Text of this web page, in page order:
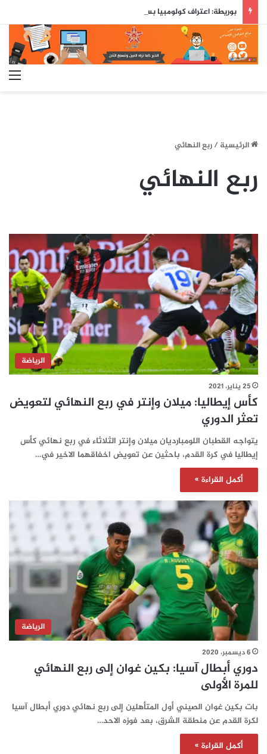
الرئيسية/ربع النهائي
ربع النهائي
الرياضة
25 يناير، 2021
كأس إيطاليا: ميلان وإنتر في ربع النهائي لتعويض
تعثر الدوري
يتواجه القطبان اللومبارديان ميلان وإنتر الثلاثاء في ربع نهائي كأس
إيطاليا في كرة القدم، باحثين عن تعويض اخفاقهما الاخير في…
أكمل القراءة »
الرياضة
6 ديسمبر، 2020
دوري أبطال آسيا: بكين غوان إلى ربع النهائي
للمرة الأولى
بات بكين غوان الصيني أول المتأهلين إلى ربع نهائي دوري أبطال آسيا
لكرة القدم عن منطقة الشرق، بعد فوزه الاحد…
أكمل القراءة »